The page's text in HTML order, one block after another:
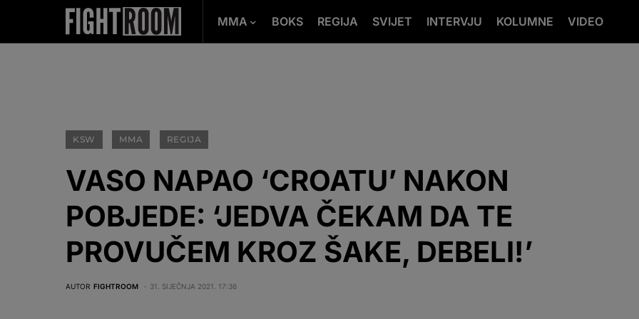
MMA BOKS REGIJA SVIJET INTERVJU KOLUMNE VIDEO
KSW MMA REGIJA
VASO NAPAO ‘CROATU’ NAKON
POBJEDE: ‘JEDVA ČEKAM DA TE
PROVUČEM KROZ ŠAKE, DEBELI!’
AUTOR FIGHTROOM 31. SIJEČNJA 2021. 17:36